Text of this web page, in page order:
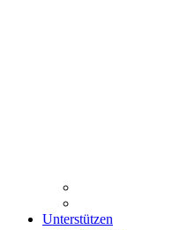
Unterstützen